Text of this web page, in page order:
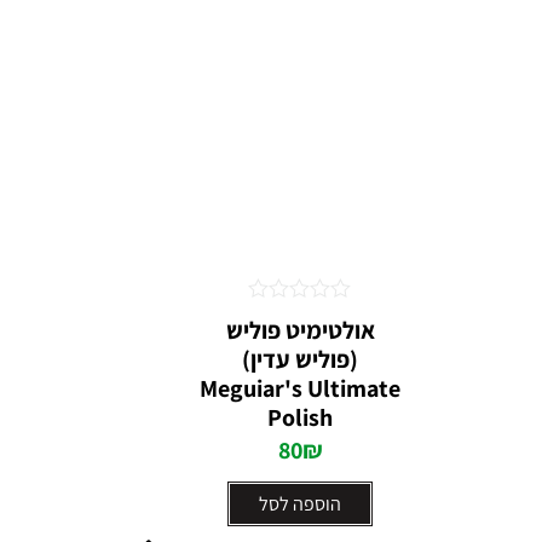
אולטימיט פוליש
(פוליש עדין)
Meguiar's Ultimate
Polish
80₪
הוספה לסל
0
מתוך
5